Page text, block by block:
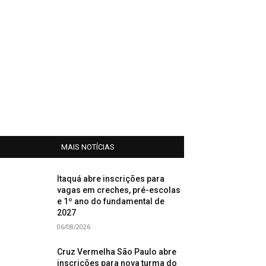
MAIS NOTÍCIAS
Itaquá abre inscrições para
vagas em creches, pré-escolas
e 1º ano do fundamental de
2027
06/08/2026
Cruz Vermelha São Paulo abre
inscrições para nova turma do